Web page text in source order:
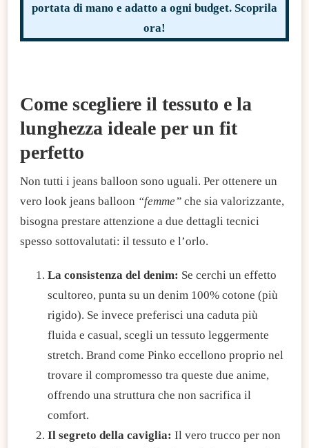
portata di mano e adatto a ogni budget. Scoprila
ora!
​Come scegliere il tessuto e la
lunghezza ideale per un fit
perfetto
​Non tutti i jeans balloon sono uguali. Per ottenere un
vero look jeans balloon “femme” che sia valorizzante,
bisogna prestare attenzione a due dettagli tecnici
spesso sottovalutati: il tessuto e l’orlo.
La consistenza del denim: Se cerchi un effetto
scultoreo, punta su un denim 100% cotone (più
rigido). Se invece preferisci una caduta più
fluida e casual, scegli un tessuto leggermente
stretch. Brand come Pinko eccellono proprio nel
trovare il compromesso tra queste due anime,
offrendo una struttura che non sacrifica il
comfort.
Il segreto della caviglia: Il vero trucco per non